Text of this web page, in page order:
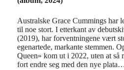
Australske Grace Cummings har
til noe stort. I etterkant av
(2019), har forventningene vært
egenartede, markante stemmen.
Queen» kom ut i 2022, uten at så
fort endre seg med den nye